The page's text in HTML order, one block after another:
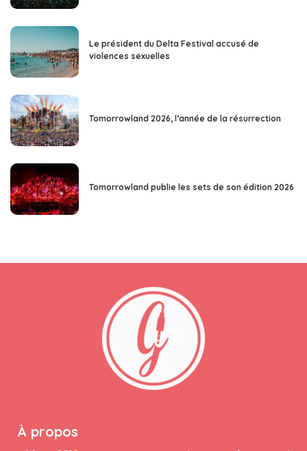
Le président du Delta Festival accusé de
violences sexuelles
Tomorrowland 2026, l’année de la résurrection
Tomorrowland publie les sets de son édition 2026
À propos